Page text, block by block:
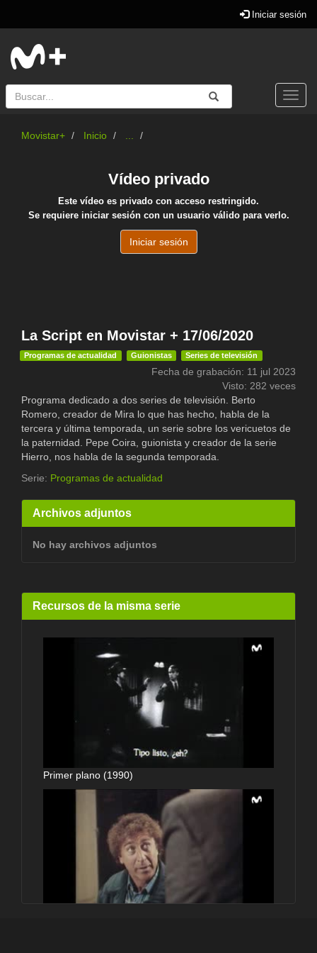
Iniciar sesión
Buscar Enviar
Buscar
Movistar+ Inicio
La Script en Movistar + 17/06/2020
Programas de actualidad Guionistas Series de televisión
Fecha de grabación: 11 jul 2023
Visto: 282 veces
Programa dedicado a dos series de televisión. Berto
Romero, creador de Mira lo que has hecho, habla de la
tercera y última temporada, un serie sobre los vericuetos de
la paternidad. Pepe Coira, guionista y creador de la serie
Hierro, nos habla de la segunda temporada.
Serie: Programas de actualidad
Archivos adjuntos
No hay archivos adjuntos
Recursos de la misma serie
Primer plano (1990)